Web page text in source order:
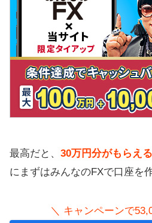
最高だと、 30万円分がもらえる
にまずはみんなのFXで口座を
＼ キャンペーンで